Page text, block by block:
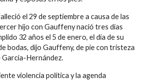
el 29 de septiembre a causa de las
hijo con Gauffeny nació tres días
32 años el 5 de enero, el día de su
bodas, dijo Gauffeny, de pie con tristeza
Hernández.
violencia política y la agenda